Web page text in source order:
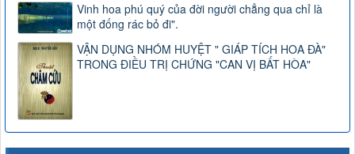
Vinh hoa phú quý của đời người chẳng qua chỉ là
một đống rác bỏ đi".
VẬN DỤNG NHÓM HUYỆT " GIÁP TÍCH HOA ĐÀ"
TRONG ĐIỀU TRỊ CHỨNG "CAN VỊ BẤT HÒA"